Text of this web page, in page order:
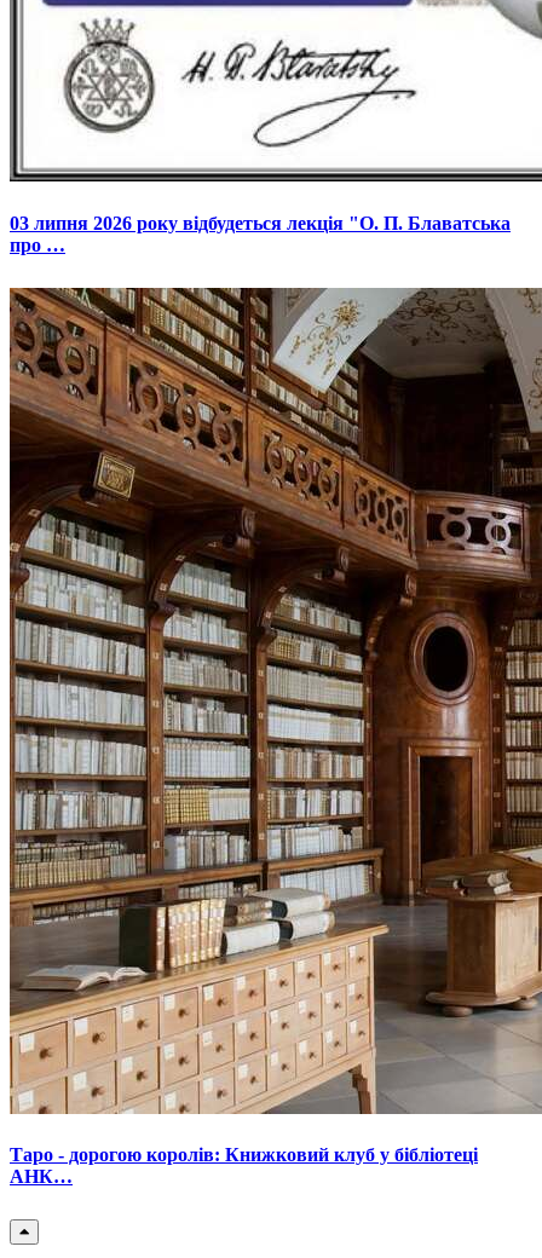
03 липня 2026 року відбудеться лекція "О. П. Блаватська
про …
Таро - дорогою королів: Книжковий клуб у бібліотеці
АНК…